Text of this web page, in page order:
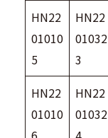
HN22
01010
5
HN22
01032
3
HN22
01010
HN22
01032